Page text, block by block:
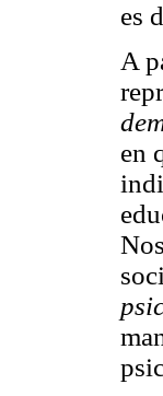
es
A
en